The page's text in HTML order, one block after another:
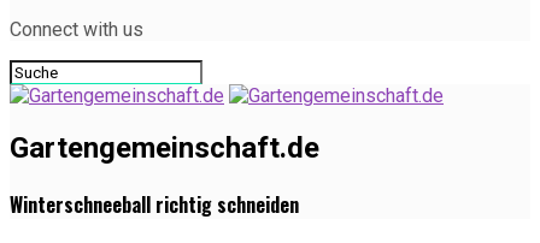
Connect with us
Gartengemeinschaft.de
Winterschneeball richtig schneiden